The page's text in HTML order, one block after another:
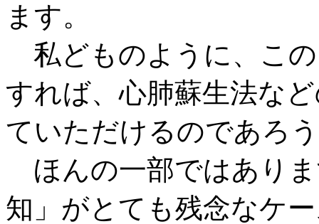
ます。
私どものように、こ
すれば、心肺蘇生法な
ていただけるのであろ
ほんの一部ではあり
知」がとても残念なケ